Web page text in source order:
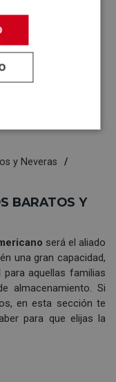
y Neveras
BARATOS Y
será el aliado
una gran capacidad,
aquellas familias
almacenamiento. Si
en esta sección te
para que elijas la